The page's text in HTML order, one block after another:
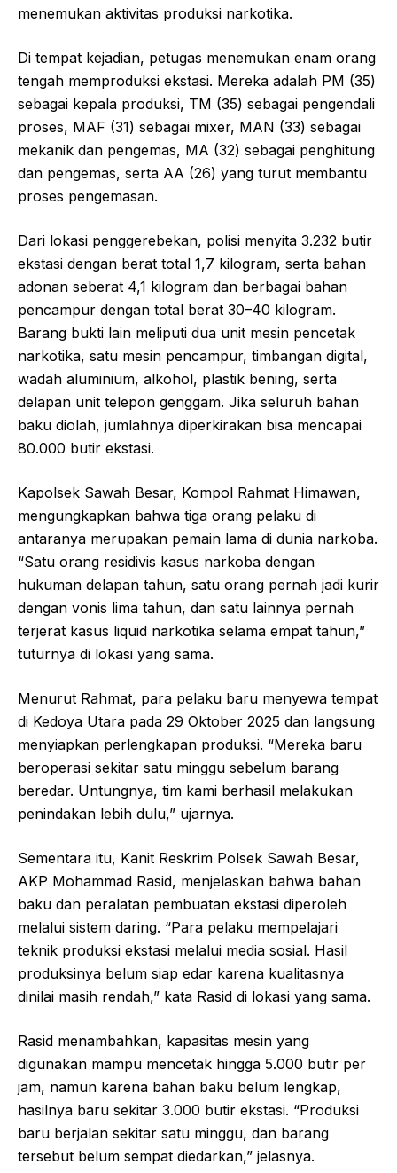
menemukan aktivitas produksi narkotika.
Di tempat kejadian, petugas menemukan enam orang
tengah memproduksi ekstasi. Mereka adalah PM (35)
sebagai kepala produksi, TM (35) sebagai pengendali
proses, MAF (31) sebagai mixer, MAN (33) sebagai
mekanik dan pengemas, MA (32) sebagai penghitung
dan pengemas, serta AA (26) yang turut membantu
proses pengemasan.
Dari lokasi penggerebekan, polisi menyita 3.232 butir
ekstasi dengan berat total 1,7 kilogram, serta bahan
adonan seberat 4,1 kilogram dan berbagai bahan
pencampur dengan total berat 30–40 kilogram.
Barang bukti lain meliputi dua unit mesin pencetak
narkotika, satu mesin pencampur, timbangan digital,
wadah aluminium, alkohol, plastik bening, serta
delapan unit telepon genggam. Jika seluruh bahan
baku diolah, jumlahnya diperkirakan bisa mencapai
80.000 butir ekstasi.
Kapolsek Sawah Besar, Kompol Rahmat Himawan,
mengungkapkan bahwa tiga orang pelaku di
antaranya merupakan pemain lama di dunia narkoba.
“Satu orang residivis kasus narkoba dengan
hukuman delapan tahun, satu orang pernah jadi kurir
dengan vonis lima tahun, dan satu lainnya pernah
terjerat kasus liquid narkotika selama empat tahun,”
tuturnya di lokasi yang sama.
Menurut Rahmat, para pelaku baru menyewa tempat
di Kedoya Utara pada 29 Oktober 2025 dan langsung
menyiapkan perlengkapan produksi. “Mereka baru
beroperasi sekitar satu minggu sebelum barang
beredar. Untungnya, tim kami berhasil melakukan
penindakan lebih dulu,” ujarnya.
Sementara itu, Kanit Reskrim Polsek Sawah Besar,
AKP Mohammad Rasid, menjelaskan bahwa bahan
baku dan peralatan pembuatan ekstasi diperoleh
melalui sistem daring. “Para pelaku mempelajari
teknik produksi ekstasi melalui media sosial. Hasil
produksinya belum siap edar karena kualitasnya
dinilai masih rendah,” kata Rasid di lokasi yang sama.
Rasid menambahkan, kapasitas mesin yang
digunakan mampu mencetak hingga 5.000 butir per
jam, namun karena bahan baku belum lengkap,
hasilnya baru sekitar 3.000 butir ekstasi. “Produksi
baru berjalan sekitar satu minggu, dan barang
tersebut belum sempat diedarkan,” jelasnya.